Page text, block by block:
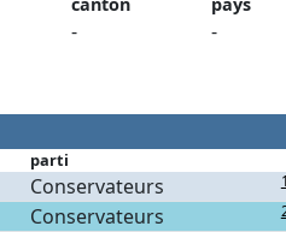
- -
parti
Conservateurs 1
Conservateurs